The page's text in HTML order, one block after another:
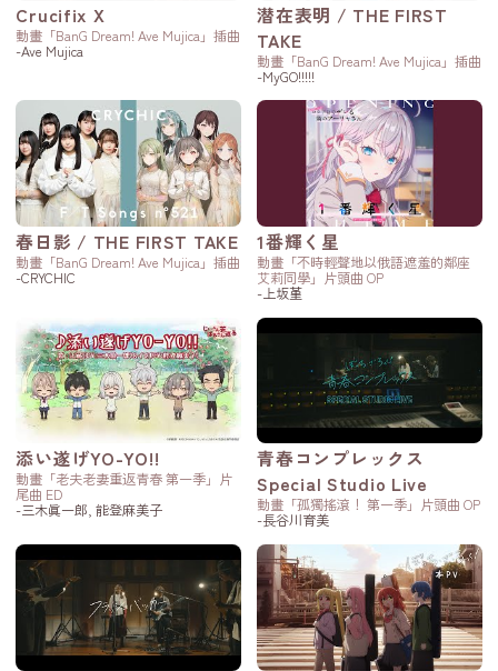
Crucifix X
動畫「BanG Dream! Ave Mujica」插曲
-Ave Mujica
潜在表明 / THE FIRST
TAKE
動畫「BanG Dream! Ave Mujica」插曲
-MyGO!!!!!
春日影 / THE FIRST TAKE
動畫「BanG Dream! Ave Mujica」插曲
-CRYCHIC
1番輝く星
動畫「不時輕聲地以俄語遮羞的鄰座
艾莉同學」片頭曲 OP
-上坂堇
添い遂げYO-YO!!
動畫「老夫老妻重返青春 第一季」片
尾曲 ED
-三木眞一郎, 能登麻美子
青春コンプレックス
Special Studio Live
動畫「孤獨搖滾！ 第一季」片頭曲 OP
-長谷川育美